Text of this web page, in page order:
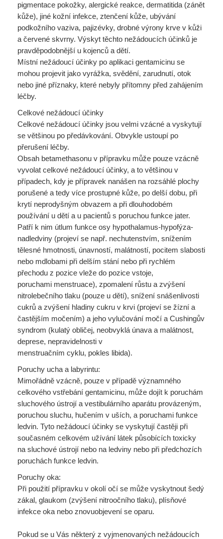
pigmentace pokožky, alergické reakce, dermatitida (zánět
kůže), jiné kožní infekce, ztenčení kůže, ubývání
podkožního vaziva, pajizévky, drobné výrony krve v kůži
a červené skvrny. Výskyt těchto nežádoucích účinků je
pravděpodobnější u kojenců a dětí.
Místní nežádoucí účinky po aplikaci gentamicinu se
mohou projevit jako vyrážka, svědění, zarudnutí, otok
nebo jiné příznaky, které nebyly přítomny před zahájením
léčby.
Celkové nežádoucí účinky
Celkové nežádoucí účinky jsou velmi vzácné a vyskytují
se většinou po předávkování. Obvykle ustoupí po
přerušení léčby.
Obsah betamethasonu v přípravku může pouze vzácně
vyvolat celkové nežádoucí účinky, a to většinou v
případech, kdy je přípravek nanášen na rozsáhlé plochy
porušené a tedy více prostupné kůže, po delší dobu, při
krytí neprodyšným obvazem a při dlouhodobém
používání u dětí a u pacientů s poruchou funkce jater.
Patří k nim útlum funkce osy hypothalamus-hypofýza-
nadledviny (projeví se např. nechutenstvím, snížením
tělesné hmotnosti, únavností, malátností, pocitem slabosti
nebo mdlobami při delším stání nebo při rychlém
přechodu z pozice vleže do pozice vstoje,
poruchami menstruace), zpomalení růstu a zvýšení
nitrolebečního tlaku (pouze u dětí), snížení snášenlivosti
cukrů a zvýšení hladiny cukru v krvi (projeví se žízní a
častějším močením) a jeho vylučování močí a Cushingův
syndrom (kulatý obličej, neobvyklá únava a malátnost,
deprese, nepravidelnosti v
menstruačním cyklu, pokles libida).
Poruchy ucha a labyrintu:
Mimořádně vzácně, pouze v případě významného
celkového vstřebání gentamicinu, může dojít k poruchám
sluchového ústrojí a vestibulárního aparátu provázeným,
poruchou sluchu, hučením v uších, a poruchami funkce
ledvin. Tyto nežádoucí účinky se vyskytují častěji při
současném celkovém užívání látek působících toxicky
na sluchové ústrojí nebo na ledviny nebo při předchozích
poruchách funkce ledvin.
Poruchy oka:
Při použití přípravku v okolí očí se může vyskytnout šedý
zákal, glaukom (zvýšení nitroočního tlaku), plísňové
infekce oka nebo znovuobjevení se oparu.
Pokud se u Vás některý z vyjmenovaných nežádoucích